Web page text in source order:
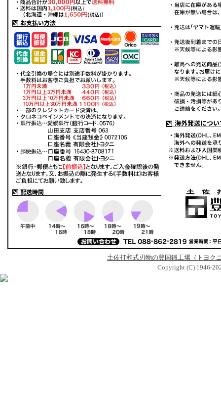
土佐打和式刃物の豊国鍛工場（トヨク
Copyright (C) 1946-